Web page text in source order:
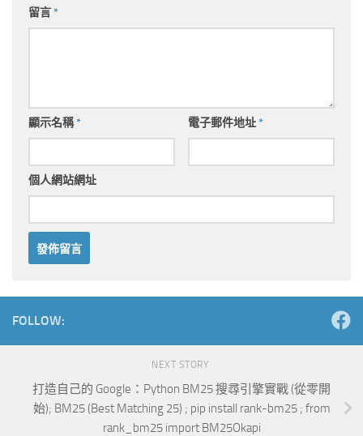
留言*
顯示名稱* 電子郵件地址*
個人網站網址
FOLLOW:
NEXT STORY
打造自己的 Google：Python BM25 搜尋引擎實戰 (從零開
始); BM25 (Best Matching 25) ; pip install rank-bm25 ; from
rank_bm25 import BM25Okapi